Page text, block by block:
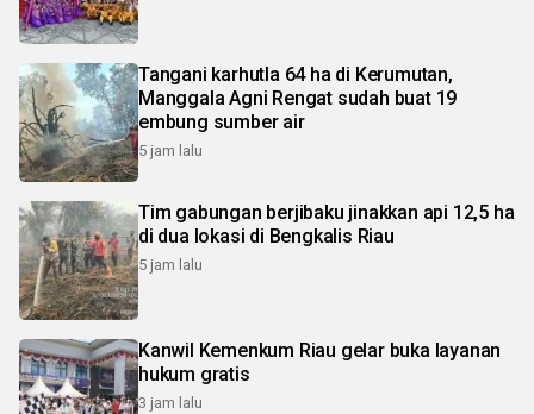
Tangani karhutla 64 ha di Kerumutan,
Manggala Agni Rengat sudah buat 19
embung sumber air
5 jam lalu
Tim gabungan berjibaku jinakkan api 12,5 ha
di dua lokasi di Bengkalis Riau
5 jam lalu
Kanwil Kemenkum Riau gelar buka layanan
hukum gratis
3 jam lalu